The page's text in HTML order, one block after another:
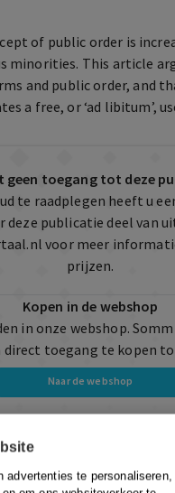
advertenties te personaliseren,
of public order is
minorities. This article
and public order, and
a free, or ‘ad libitum’,
geen toegang tot deze
te raadplegen heeft u
deze publicatie deel van
voor meer
prijzen.
Kopen in de webshop
in onze webshop.
toegang te kopen
Naar de webshop